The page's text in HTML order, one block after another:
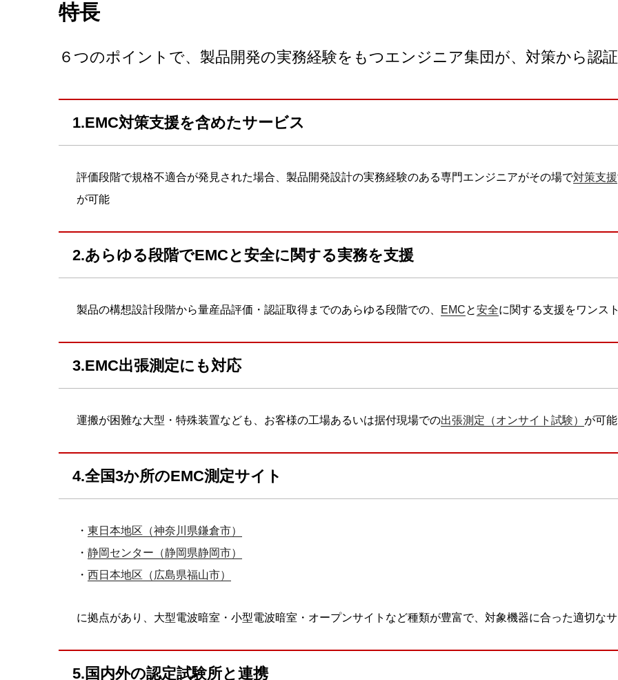
特長
６つのポイントで、製品開発の実務経験をもつエンジニア集団が、対策から認
1.EMC対策支援を含めたサービス
評価段階で規格不適合が発見された場合、製品開発設計の実務経験のある専門エンジニアがその場で対策支援
が可能
2.あらゆる段階でEMCと安全に関する実務を支援
製品の構想設計段階から量産品評価・認証取得までのあらゆる段階での、 EMCと安全に関する支援をワンス
3.EMC出張測定にも対応
運搬が困難な大型・特殊装置なども、お客様の工場あるいは据付現場での出張測定（オンサイト試験） が可能
4.全国3か所のEMC測定サイト
・ 東日本地区（神奈川県鎌倉市）
・ 静岡センター（静岡県静岡市）
・ 西日本地区（広島県福山市）
に拠点があり、大型電波暗室・小型電波暗室・オープンサイトなど種類が豊富で、対象機器に合った適切な
5.国内外の認定試験所と連携